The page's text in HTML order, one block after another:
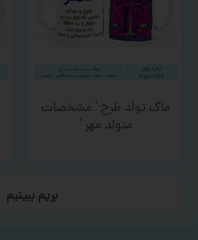
ماگ تولد طرح ‘ مشخصات
متولد مهر ‘
بریم ببینیم